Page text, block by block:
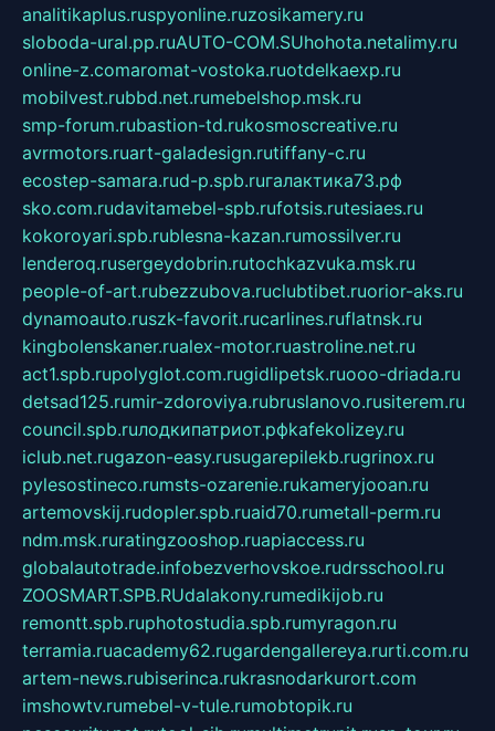
analitikaplus.ruspyonline.ruzosikamery.ru
sloboda-ural.pp.ruAUTO-COM.SUhohota.netalimy.ru
online-z.comaromat-vostoka.ruotdelkaexp.ru
mobilvest.rubbd.net.rumebelshop.msk.ru
smp-forum.rubastion-td.rukosmoscreative.ru
avrmotors.ruart-galadesign.rutiffany-c.ru
ecostep-samara.rud-p.spb.ruгалактика73.рф
sko.com.rudavitamebel-spb.rufotsis.rutesiaes.ru
kokoroyari.spb.rublesna-kazan.rumossilver.ru
lenderoq.rusergeydobrin.rutochkazvuka.msk.ru
people-of-art.rubezzubova.ruclubtibet.ruorior-aks.ru
dynamoauto.ruszk-favorit.rucarlines.ruflatnsk.ru
kingbolenskaner.rualex-motor.ruastroline.net.ru
act1.spb.rupolyglot.com.rugidlipetsk.ruooo-driada.ru
detsad125.rumir-zdoroviya.rubruslanovo.rusiterem.ru
council.spb.ruлодкипатриот.рфkafekolizey.ru
iclub.net.rugazon-easy.rusugarepilekb.rugrinox.ru
pylesostineco.rumsts-ozarenie.rukameryjooan.ru
artemovskij.rudopler.spb.ruaid70.rumetall-perm.ru
ndm.msk.ruratingzooshop.ruapiaccess.ru
globalautotrade.infobezverhovskoe.rudrsschool.ru
ZOOSMART.SPB.RUdalakony.rumedikijob.ru
remontt.spb.ruphotostudia.spb.rumyragon.ru
terramia.ruacademy62.rugardengallereya.rurti.com.ru
artem-news.rubiserinca.rukrasnodarkurort.com
imshowtv.rumebel-v-tule.rumobtopik.ru